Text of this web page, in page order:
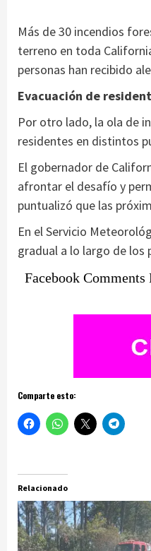
Más de 30 incendios
terreno en toda
personas han recibido
Evacuación de
Por otro lado, la ola de
residentes en distintos
El gobernador de
afrontar el desafío y
puntualizó que las
En el Servicio
gradual a lo largo de los
Facebook Comments
Comparte esto:
Relacionado